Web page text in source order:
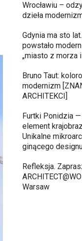
Wrocławiu –
dzieła
Gdynia ma sto
powstało
„miasto z morza
Bruno Taut:
modernizm
ARCHITEKCI]
Furtki Ponidzia
element
Unikalne
ginącego
Refleksja.
Warsaw